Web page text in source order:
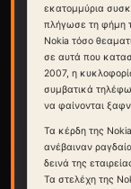
εκατομμύρια
πλήγωσε τη φήμη
Nokia τόσο
σε αυτά που
2007, η
συμβατικά
να φαίνονται
Τα κέρδη της
ανέβαιναν
δεινά της
Τα στελέχη της